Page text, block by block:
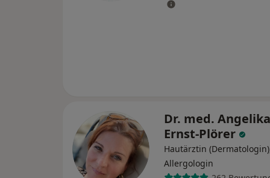
Dr. med.
Ernst-Plörer
Hautärztin
Allergologin